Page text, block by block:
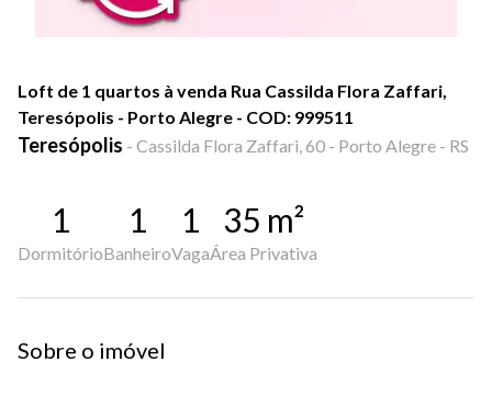
Loft de 1 quartos à venda Rua Cassilda Flora Zaffari,
Teresópolis - Porto Alegre - COD: 999511
Teresópolis - Cassilda Flora Zaffari, 60 - Porto Alegre - RS
1
Dormitório
1
Banheiro
1
Vaga
35 m²
Área Privativa
Sobre o imóvel